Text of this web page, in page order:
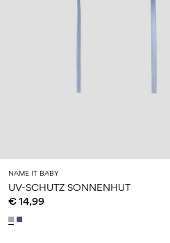
NAME IT BABY
UV-SCHUTZ SONNENHUT
€ 14,99